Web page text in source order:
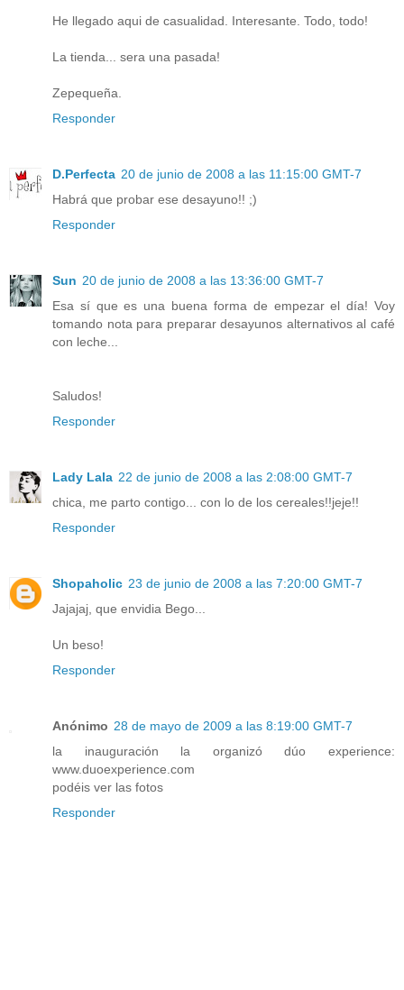
He llegado aqui de casualidad. Interesante. Todo, todo!
La tienda... sera una pasada!
Zepequeña.
Responder
D.Perfecta 20 de junio de 2008 a las 11:15:00 GMT-7
Habrá que probar ese desayuno!! ;)
Responder
Sun 20 de junio de 2008 a las 13:36:00 GMT-7
Esa sí que es una buena forma de empezar el día! Voy
tomando nota para preparar desayunos alternativos al café
con leche...
Saludos!
Responder
Lady Lala 22 de junio de 2008 a las 2:08:00 GMT-7
chica, me parto contigo... con lo de los cereales!!jeje!!
Responder
Shopaholic 23 de junio de 2008 a las 7:20:00 GMT-7
Jajajaj, que envidia Bego...
Un beso!
Responder
Anónimo 28 de mayo de 2009 a las 8:19:00 GMT-7
la inauguración la organizó dúo experience:
www.duoexperience.com
podéis ver las fotos
Responder